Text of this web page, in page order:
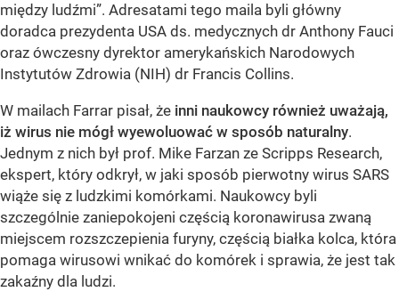
między ludźmi”. Adresatami tego maila byli główny
doradca prezydenta USA ds. medycznych dr Anthony Fauci
oraz ówczesny dyrektor amerykańskich Narodowych
Instytutów Zdrowia (NIH) dr Francis Collins.
W mailach Farrar pisał, że inni naukowcy również uważają,
iż wirus nie mógł wyewoluować w sposób naturalny.
Jednym z nich był prof. Mike Farzan ze Scripps Research,
ekspert, który odkrył, w jaki sposób pierwotny wirus SARS
wiąże się z ludzkimi komórkami. Naukowcy byli
szczególnie zaniepokojeni częścią koronawirusa zwaną
miejscem rozszczepienia furyny, częścią białka kolca, która
pomaga wirusowi wnikać do komórek i sprawia, że jest tak
zakaźny dla ludzi.